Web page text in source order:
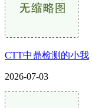
CTT中鼎检测的小我
2026-07-03